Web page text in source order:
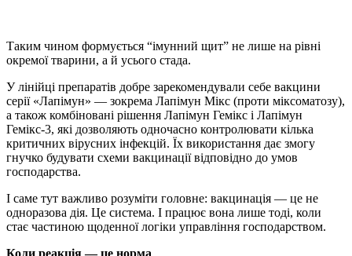
Таким чином формується “імунний щит” не лише на рівні
окремої тварини, а й усього стада.
У лінійці препаратів добре зарекомендували себе вакцини
серії «Лапімун» — зокрема Лапімун Мікс (проти міксоматозу),
а також комбіновані рішення Лапімун Гемікс і Лапімун
Гемікс-3, які дозволяють одночасно контролювати кілька
критичних вірусних інфекцій. Їх використання дає змогу
гнучко будувати схеми вакцинації відповідно до умов
господарства.
І саме тут важливо розуміти головне: вакцинація — це не
одноразова дія. Це система. І працює вона лише тоді, коли
стає частиною щоденної логіки управління господарством.
Коли реакція — це норма